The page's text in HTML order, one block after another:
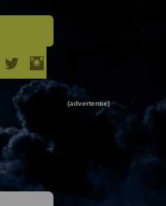
(advertentie)